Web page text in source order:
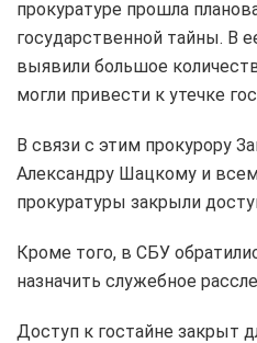
прокуратуре прошла
государственной тайны. В
выявили большое
могли привести к утечке
В связи с этим прокурору
Александру Шацкому и
прокуратуры закрыли
Кроме того, в СБУ
назначить служебное
Доступ к гостайне закрыт